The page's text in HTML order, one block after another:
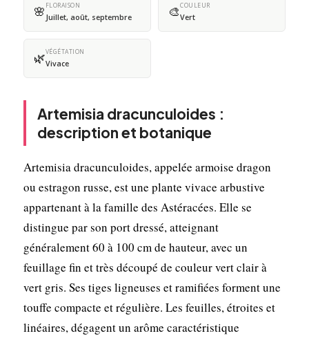
🌸 FLORAISON
Juillet, août, septembre 🎨COULEUR
Vert
🌿VÉGÉTATION
Vivace
Artemisia dracunculoides :
description et botanique
Artemisia dracunculoides, appelée armoise dragon
ou estragon russe, est une plante vivace arbustive
appartenant à la famille des Astéracées. Elle se
distingue par son port dressé, atteignant
généralement 60 à 100 cm de hauteur, avec un
feuillage fin et très découpé de couleur vert clair à
vert gris. Ses tiges ligneuses et ramifiées forment une
touffe compacte et régulière. Les feuilles, étroites et
linéaires, dégagent un arôme caractéristique